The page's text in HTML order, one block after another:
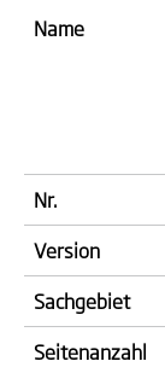
Name
Nr.
Version
Sachgebiet
Seitenanzahl